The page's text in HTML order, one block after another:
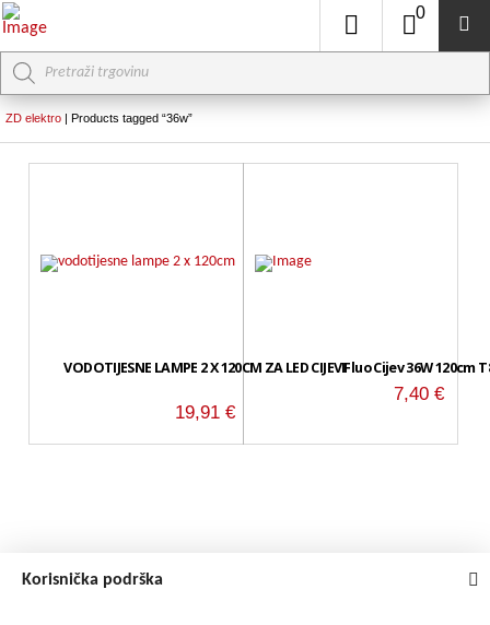
0
Products
search
ZD elektro | Products tagged “36w”
VODOTIJESNE LAMPE 2 X 120CM ZA LED CIJEVI
19,91 €
Fluo Cijev 36W 120cm
7,40€
Korisnička podrška